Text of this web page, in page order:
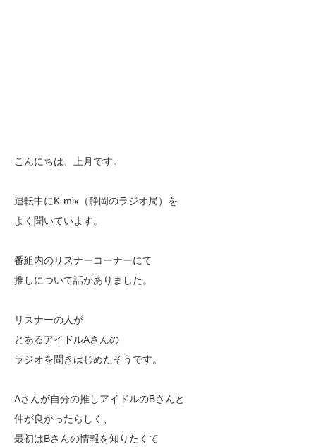
こんにちは、上月です。
運転中にK-mix（静岡のラジオ局）を
よく聞いています。
番組内のリスナーコーナーにて
推しについて話がありました。
リスナーの人が
とあるアイドルAさんの
ラジオを聞きはじめたそうです。
Aさんが自分の推しアイドルのBさんと
仲が良かったらしく、
最初はBさんの情報を知りたくて